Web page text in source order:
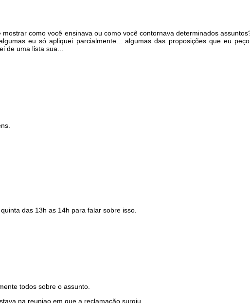
como você ensinava ou como você contornava determinados
eu só apliquei parcialmente... algumas das proposições que eu
de uma lista sua...
das 13h as 14h para falar sobre isso.
todos sobre o assunto.
na reuniao em que a reclamação surgiu.